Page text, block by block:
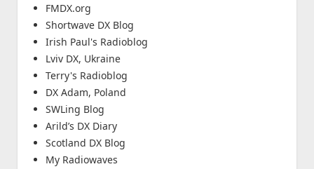
FMDX.org
Shortwave DX Blog
Irish Paul's Radioblog
Lviv DX, Ukraine
Terry's Radioblog
DX Adam, Poland
SWLing Blog
Arild’s DX Diary
Scotland DX Blog
My Radiowaves